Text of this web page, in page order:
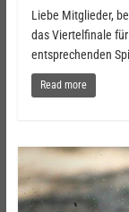
Liebe Mitglieder,
das Viertelfinale
entsprechenden
Read more